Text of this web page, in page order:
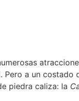
Pero a un
piedra caliza: la